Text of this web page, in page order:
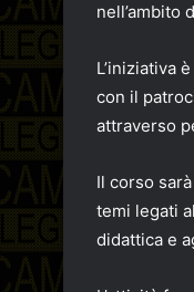
nell’ambito
L’iniziativa
con il
attraverso
Il corso
temi legati
didattica e